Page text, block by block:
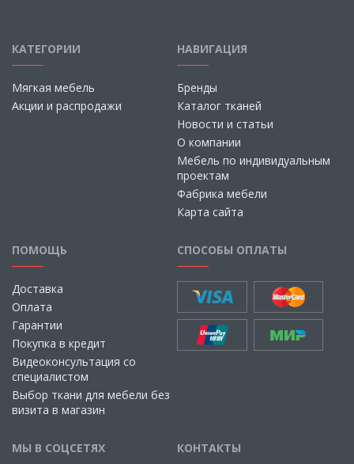
КАТЕГОРИИ
Мягкая мебель
Акции и распродажи
НАВИГАЦИЯ
Бренды
Каталог тканей
Новости и статьи
О компании
Мебель по индивидуальным
проектам
Фабрика мебели
Карта сайта
ПОМОЩЬ
Доставка
Оплата
Гарантии
Покупка в кредит
Видеоконсультация со
специалистом
Выбор ткани для мебели без
визита в магазин
СПОСОБЫ ОПЛАТЫ
МЫ В СОЦСЕТЯХ КОНТАКТЫ